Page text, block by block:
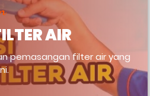
AIR
pemasangan filter air yang